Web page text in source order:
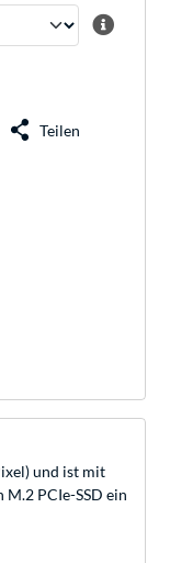
Teilen
und ist mit
PCIe-SSD ein